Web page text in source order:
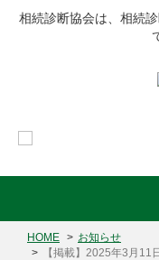
相続診断協会は、相続
HOME
お知らせ
【掲載】2025年3月